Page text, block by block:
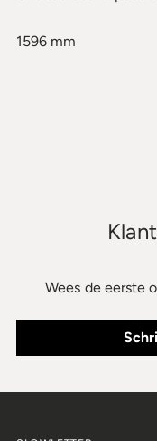
1596 mm
Wees de eerste